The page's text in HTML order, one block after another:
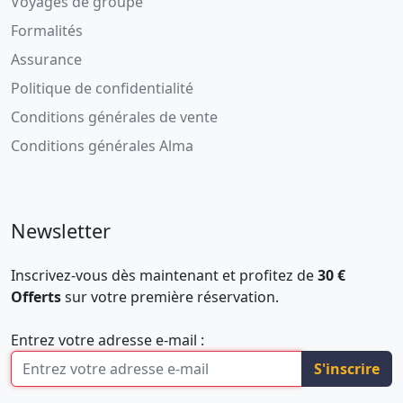
Formalités
Assurance
Politique de confidentialité
Conditions générales de vente
Conditions générales Alma
Newsletter
Inscrivez-vous dès maintenant et profitez de30 €
Offertssur votre première réservation.
Entrez votre adresse e-mail :
S'inscrire